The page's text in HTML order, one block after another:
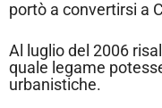
portò a convertirsi a
Al luglio del 2006
quale legame
urbanistiche.